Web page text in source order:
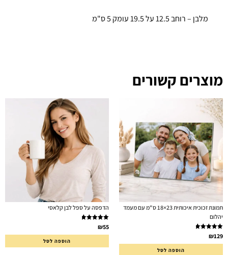
מלבן – רוחב 12.5 על 19.5 עומק 5 ס"מ
מוצרים קשורים
תמונת זכוכית איכותית 23×18 ס"מ עם מעמד
יהלום
דורג5.00
₪129
הוספה לסל
הדפסה על ספל לבן קלאסי
דורג5.00₪55
הוספה לסל